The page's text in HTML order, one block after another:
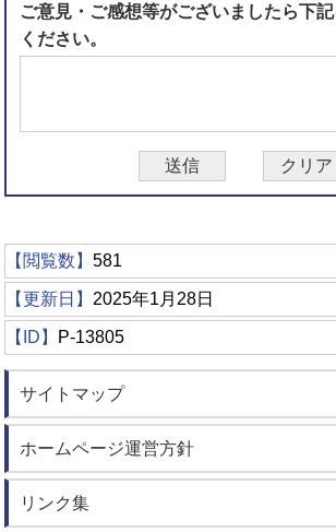
ご意見・ご感想等がございましたら下
ください。
【閲覧数】581
【更新日】 2025年1月28日
【ID】 P-13805
サイトマップ
ホームページ運営方針
リンク集